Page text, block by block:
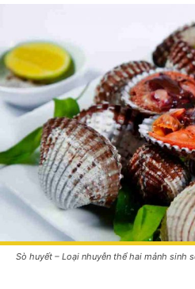
Sò huyết – Loại nhuyễn thể hai mảnh sinh